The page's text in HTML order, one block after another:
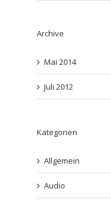
Archive
Mai 2014
Juli 2012
Kategorien
Allgemein
Audio